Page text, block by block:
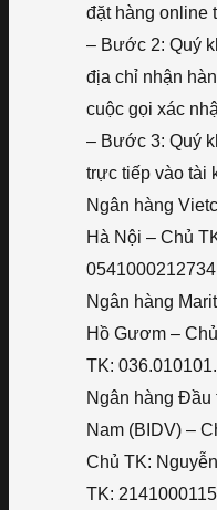
đặt hàng online
– Bước 2: Quý
địa chỉ nhận
cuộc gọi xác
– Bước 3: Quý
trực tiếp vào tài
Ngân hàng
Hà Nội – Chủ
0541000212734
Ngân hàng
Hồ Gươm –
TK:
Ngân hàng Đầu
Nam (BIDV) –
Chủ TK:
TK: